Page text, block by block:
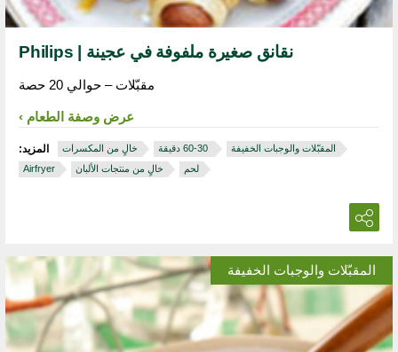
نقانق صغيرة ملفوفة في عجينة | Philips
مقبّلات – حوالي 20 حصة
عرض وصفة الطعام
المزيد: خالٍ من المكسرات ‏ 30‏-60 دقيقة
المقبّلات والوجبات الخفيفة
Airfryer
خالٍ من منتجات الألبان لحم
المقبّلات والوجبات الخفيفة